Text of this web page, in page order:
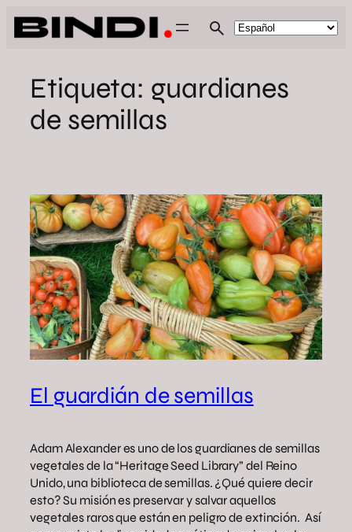
Saltar
al
Etiqueta: guardianes
de semillas
El guardián de semillas
Adam Alexander es uno de los guardianes de semillas
vegetales de la “Heritage Seed Library” del Reino
Unido, una biblioteca de semillas. ¿Qué quiere decir
esto? Su misión es preservar y salvar aquellos
vegetales raros que están en peligro de extinción. Así